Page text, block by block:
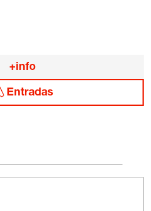
+info
Entradas